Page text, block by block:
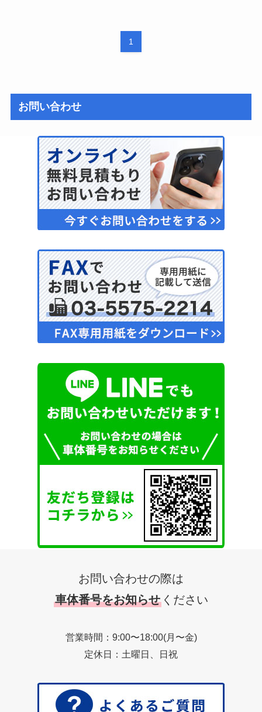
1
お問い合わせ
お問い合わせの際は
車体番号をお知らせ ください
営業時間：9:00〜18:00(月〜金)
定休日：土曜日、日祝